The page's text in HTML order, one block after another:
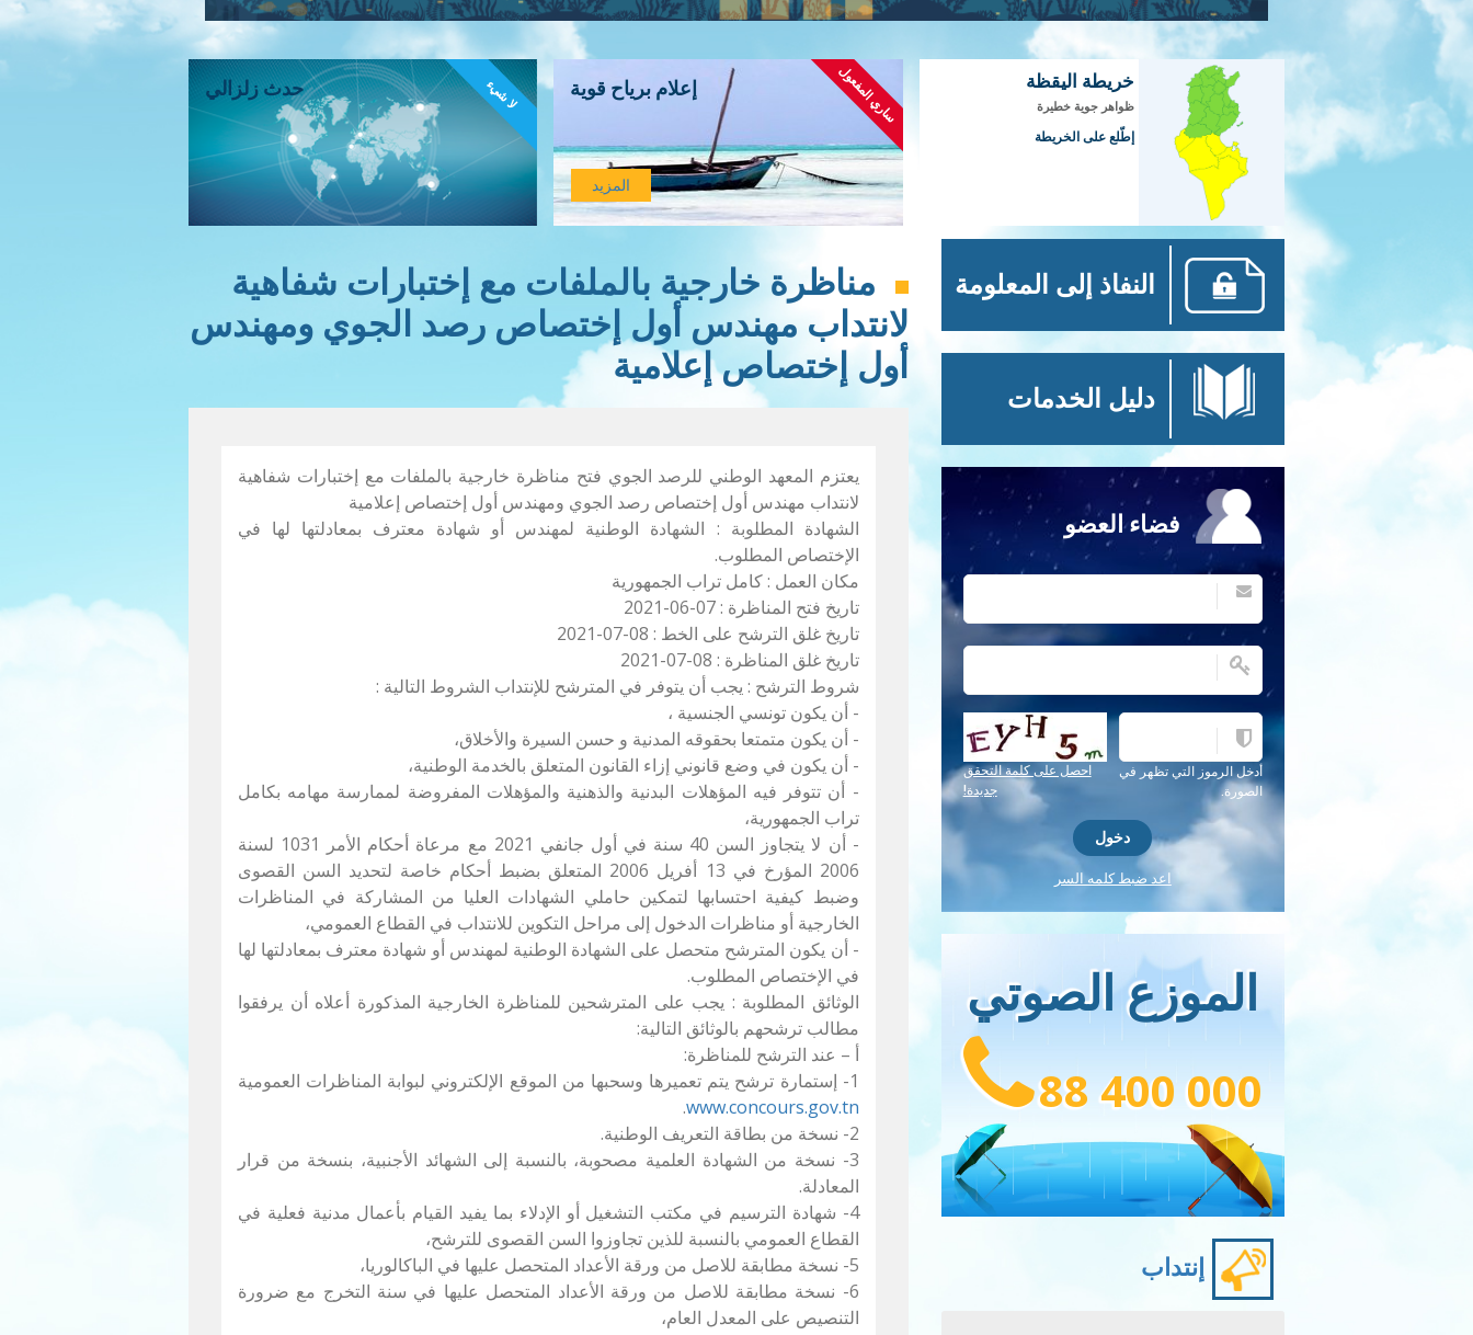
خريطة اليقظة
ظواهر جوية خطيرة
إطّلع على الخريطة
إعلام برياح قوية ساري المفعول
المزيد
حدث زلزالي لا شيء
مناظرة خارجية بالملفات مع إختبارات شفاهية
لانتداب مهندس أول إختصاص رصد الجوي ومهندس
أول إختصاص إعلامية
يعتزم المعهد الوطني للرصد الجوي فتح مناظرة خارجية بالملفات مع إختبارات شفاهية
لانتداب مهندس أول إختصاص رصد الجوي ومهندس أول إختصاص إعلامية
الشهادة المطلوبة : الشهادة الوطنية لمهندس أو شهادة معترف بمعادلتها لها في
الإختصاص المطلوب.
مكان العمل : كامل تراب الجمهورية
تاريخ فتح المناظرة : 07-06-2021
تاريخ غلق الترشح على الخط : 08-07-2021
تاريخ غلق المناظرة : 08-07-2021
شروط الترشح : يجب أن يتوفر في المترشح للإنتداب الشروط التالية :
- أن يكون تونسي الجنسية ،
- أن يكون متمتعا بحقوقه المدنية و حسن السيرة والأخلاق،
- أن يكون في وضع قانوني إزاء القانون المتعلق بالخدمة الوطنية،
- أن تتوفر فيه المؤهلات البدنية والذهنية والمؤهلات المفروضة لممارسة مهامه بكامل
تراب الجمهورية،
- أن لا يتجاوز السن 40 سنة في أول جانفي 2021 مع مرعاة أحكام الأمر 1031 لسنة
2006 المؤرخ في 13 أفريل 2006 المتعلق بضبط أحكام خاصة لتحديد السن القصوى
وضبط كيفية احتسابها لتمكين حاملي الشهادات العليا من المشاركة في المناظرات
الخارجية أو مناظرات الدخول إلى مراحل التكوين للانتداب في القطاع العمومي،
- أن يكون المترشح متحصل على الشهادة الوطنية لمهندس أو شهادة معترف بمعادلتها لها
في الإختصاص المطلوب.
الوثائق المطلوبة : يجب على المترشحين للمناظرة الخارجية المذكورة أعلاه أن يرفقوا
مطالب ترشحهم بالوثائق التالية:
أ – عند الترشح للمناظرة:
1- إستمارة ترشح يتم تعميرها وسحبها من الموقع الإلكتروني لبوابة المناظرات العمومية
www.concours.gov.tn
.
2- نسخة من بطاقة التعريف الوطنية.
3- نسخة من الشهادة العلمية مصحوبة، بالنسبة إلى الشهائد الأجنبية، بنسخة من قرار
المعادلة.
4- شهادة الترسيم في مكتب التشغيل أو الإدلاء بما يفيد القيام بأعمال مدنية فعلية في
القطاع العمومي بالنسبة للذين تجاوزوا السن القصوى للترشح،
5- نسخة مطابقة للاصل من ورقة الأعداد المتحصل عليها في الباكالوريا،
6- نسخة مطابقة للاصل من ورقة الأعداد المتحصل عليها في سنة التخرج مع ضرورة
التنصيص على المعدل العام،
النفاذ إلى المعلومة
دليل الخدمات
فضاء العضو
أدخل الرموز التي تظهر في
الصورة.
احصل على كلمة التحقق
جديدة!
اعد ضبط كلمه السر
الموزع الصوتي
88 400 000
إنتداب